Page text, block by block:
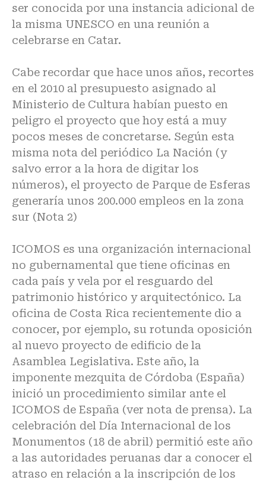
ser conocida por una instancia adicional de
la misma UNESCO en una reunión a
celebrarse en Catar.
Cabe recordar que hace unos años, recortes
en el 2010 al presupuesto asignado al
Ministerio de Cultura habían puesto en
peligro el proyecto que hoy está a muy
pocos meses de concretarse. Según esta
misma nota del periódico La Nación (y
salvo error a la hora de digitar los
números), el proyecto de Parque de Esferas
generaría unos 200.000 empleos en la zona
sur (Nota 2)
ICOMOS es una organización internacional
no gubernamental que tiene oficinas en
cada país y vela por el resguardo del
patrimonio histórico y arquitectónico. La
oficina de Costa Rica recientemente dio a
conocer, por ejemplo, su rotunda oposición
al nuevo proyecto de edificio de la
Asamblea Legislativa. Este año, la
imponente mezquita de Córdoba (España)
inició un procedimiento similar ante el
ICOMOS de España (ver nota de prensa). La
celebración del Día Internacional de los
Monumentos (18 de abril) permitió este año
a las autoridades peruanas dar a conocer el
atraso en relación a la inscripción de los